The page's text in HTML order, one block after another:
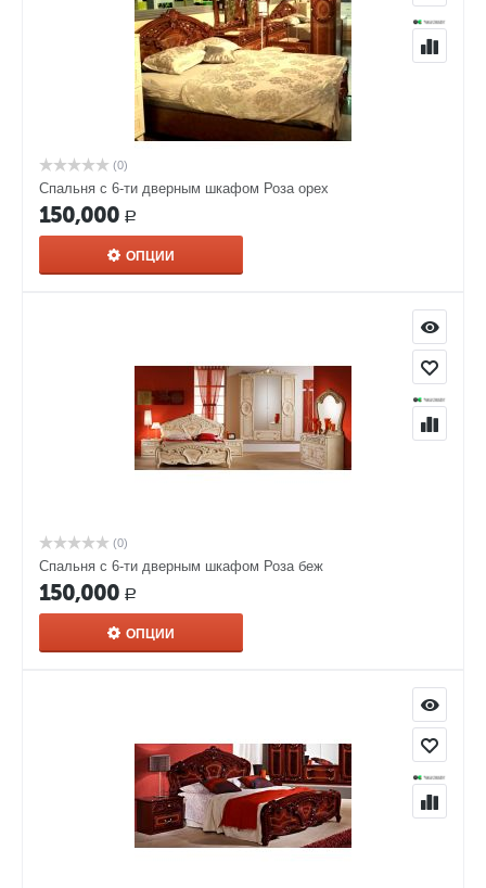
(0)
Спальня с 6-ти дверным шкафом Роза орех
150,000 Р
ОПЦИИ
(0)
Спальня с 6-ти дверным шкафом Роза беж
150,000 Р
ОПЦИИ